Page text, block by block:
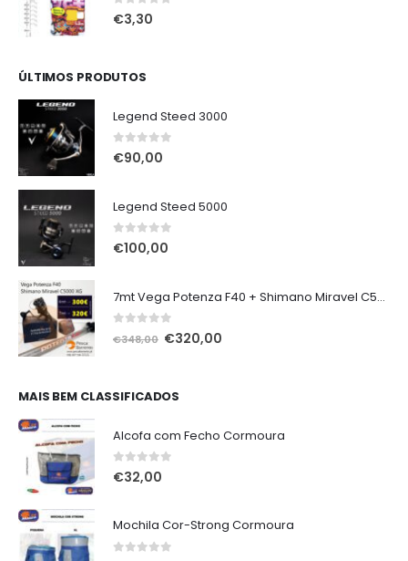
€4,50.
0out of 5
€3,30
ÚLTIMOS PRODUTOS
Legend Steed 3000
0out of 5
€90,00
Legend Steed 5000
0out of 5
€100,00
7mt Vega Potenza F40 + Shimano Miravel C5000 XG
€348,00 O
era:
€320,00
MAIS BEM CLASSIFICADOS
Alcofa com Fecho Cormoura
0out of 5
€32,00
Mochila Cor-Strong Cormoura